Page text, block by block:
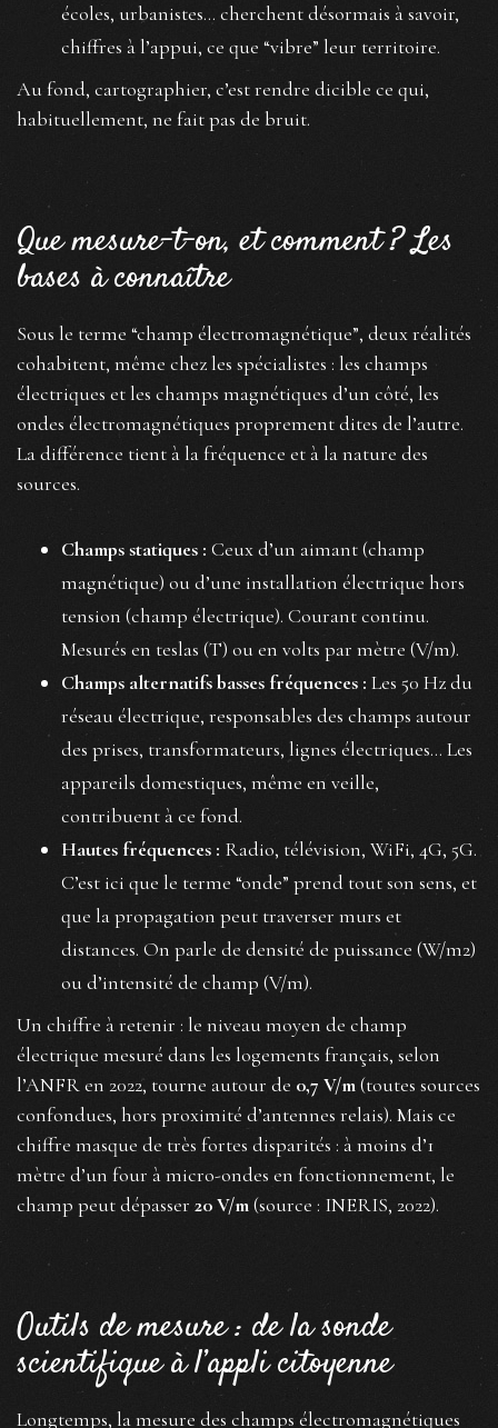
écoles, urbanistes... cherchent désormais à savoir,
chiffres à l’appui, ce que “vibre” leur territoire.
Au fond, cartographier, c’est rendre dicible ce qui,
habituellement, ne fait pas de bruit.
Que mesure-t-on, et comment ? Les
bases à connaître
Sous le terme “champ électromagnétique”, deux réalités
cohabitent, même chez les spécialistes : les champs
électriques et les champs magnétiques d’un côté, les
ondes électromagnétiques proprement dites de l’autre.
La différence tient à la fréquence et à la nature des
sources.
Champs statiques : Ceux d’un aimant (champ
magnétique) ou d’une installation électrique hors
tension (champ électrique). Courant continu.
Mesurés en teslas (T) ou en volts par mètre (V/m).
Champs alternatifs basses fréquences : Les 50 Hz du
réseau électrique, responsables des champs autour
des prises, transformateurs, lignes électriques… Les
appareils domestiques, même en veille,
contribuent à ce fond.
Hautes fréquences : Radio, télévision, WiFi, 4G, 5G.
C’est ici que le terme “onde” prend tout son sens, et
que la propagation peut traverser murs et
distances. On parle de densité de puissance (W/m2)
ou d’intensité de champ (V/m).
Un chiffre à retenir : le niveau moyen de champ
électrique mesuré dans les logements français, selon
l’ANFR en 2022, tourne autour de 0,7 V/m(toutes sources
confondues, hors proximité d’antennes relais). Mais ce
chiffre masque de très fortes disparités : à moins d’1
mètre d’un four à micro-ondes en fonctionnement, le
champ peut dépasser 20 V/m(source : INERIS, 2022).
Outils de mesure : de la sonde
scientifique à l’appli citoyenne
Longtemps, la mesure des champs électromagnétiques